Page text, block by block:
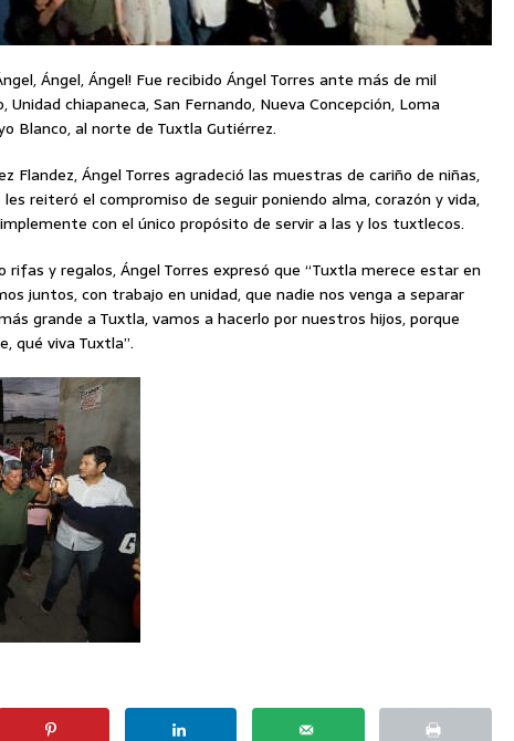
Ángel, Ángel! Fue recibido Ángel Torres ante más de mil
chiapaneca, San Fernando, Nueva Concepción, Loma
Blanco, al norte de Tuxtla Gutiérrez.
Flandez, Ángel Torres agradeció las muestras de cariño de niñas,
reiteró el compromiso de seguir poniendo alma, corazón y vida,
con el único propósito de servir a las y los tuxtlecos.
y regalos, Ángel Torres expresó que “Tuxtla merece estar en
juntos, con trabajo en unidad, que nadie nos venga a separar
grande a Tuxtla, vamos a hacerlo por nuestros hijos, porque
qué viva Tuxtla”.